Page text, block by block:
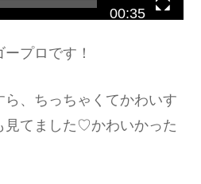
00:35
プロです！
、ちっちゃくてかわいす
見てました♡かわいかった